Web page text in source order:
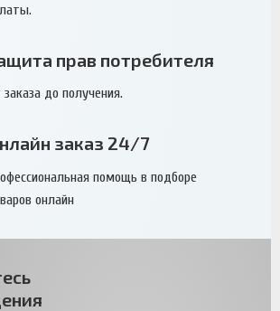
прав потребителя
до получения.
заказ 24/7
помощь в подборе
онлайн